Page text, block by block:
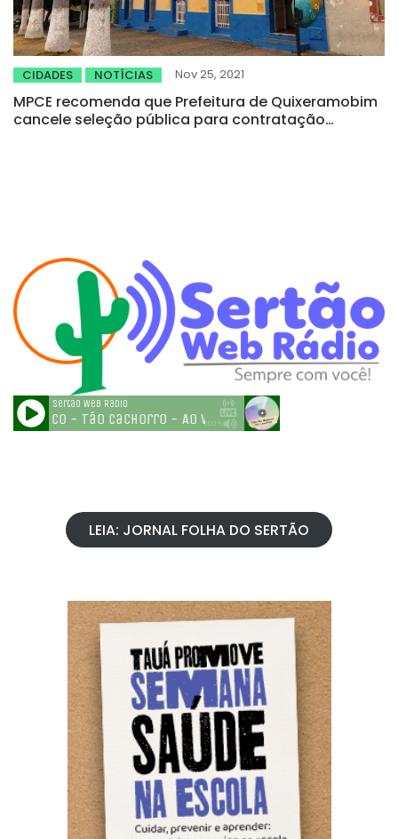
CIDADES NOTÍCIAS Nov 25, 2021
MPCE recomenda que Prefeitura de Quixeramobim
cancele seleção pública para contratação
LEIA: JORNAL FOLHA DO SERTÃO